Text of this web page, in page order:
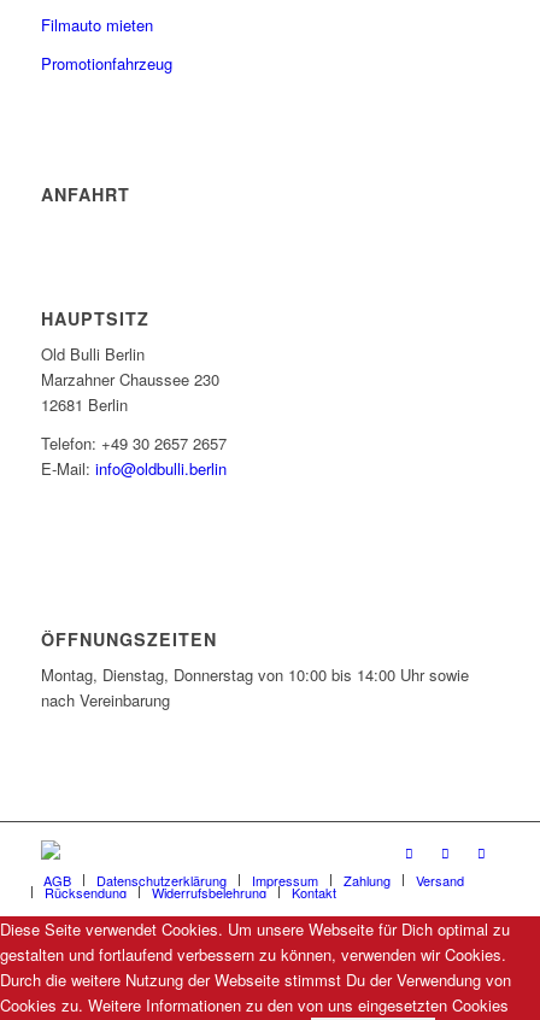
Filmauto mieten
Promotionfahrzeug
ANFAHRT
HAUPTSITZ
Old Bulli Berlin
Marzahner Chaussee 230
12681 Berlin
Telefon: +49 30 2657 2657
E-Mail: info@oldbulli.berlin
ÖFFNUNGSZEITEN
Montag, Dienstag, Donnerstag von 10:00 bis 14:00 Uhr sowie
nach Vereinbarung
AGB Datenschutzerklärung Impressum Zahlung Versand
Rücksendung Widerrufsbelehrung Kontakt
Diese Seite verwendet Cookies. Um unsere Webseite für Dich optimal zu
gestalten und fortlaufend verbessern zu können, verwenden wir Cookies.
Durch die weitere Nutzung der Webseite stimmst Du der Verwendung von
Cookies zu. Weitere Informationen zu den von uns eingesetzten Cookies